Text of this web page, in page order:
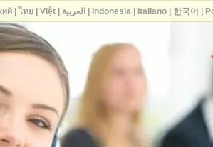
| ไทย| Việt| العربية Indonesia| Italiano| 한국어